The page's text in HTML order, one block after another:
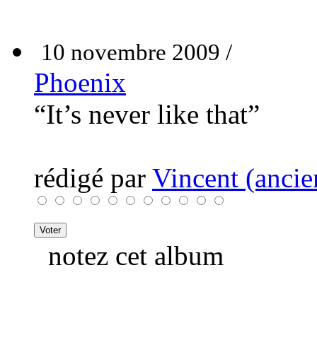
10 novembre 2009 /
Phoenix
“It’s never like that”
rédigé par Vincent
notez cet album